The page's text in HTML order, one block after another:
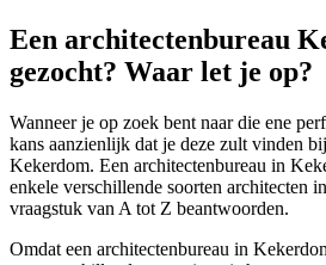
Een architectenbureau
gezocht? Waar let je op?
Wanneer je op zoek bent naar die ene
kans aanzienlijk dat je deze zult vinden
Kekerdom. Een architectenbureau in
enkele verschillende soorten architecten
vraagstuk van A tot Z beantwoorden.
Omdat een architectenbureau in